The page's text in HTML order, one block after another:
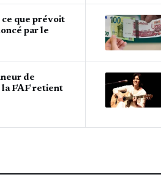
ce que prévoit
par le
de
la FAF retient